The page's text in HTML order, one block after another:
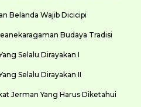
Belanda Wajib Dicicipi
Budaya Tradisi
Selalu Dirayakan I
Selalu Dirayakan II
Jerman Yang Harus Diketahui